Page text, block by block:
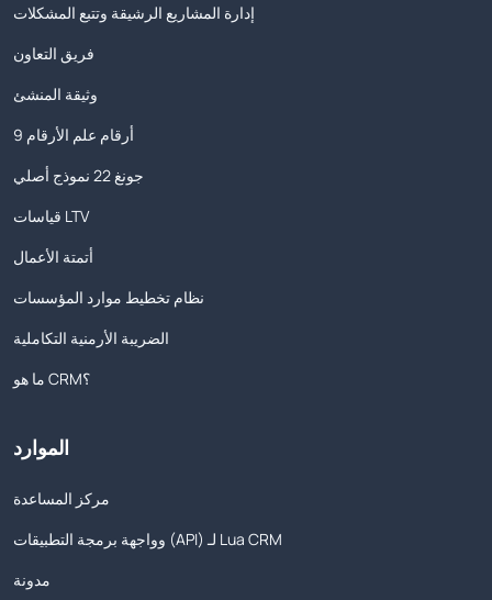
إدارة المشاريع الرشيقة وتتبع المشكلات
فريق التعاون
وثيقة المنشئ
9 أرقام علم الأرقام
جونغ 22 نموذج أصلي
قياسات LTV
أتمتة الأعمال
نظام تخطيط موارد المؤسسات
الضريبة الأرمنية التكاملية
ما هو CRM؟
الموارد
مركز المساعدة
وواجهة برمجة التطبيقات (API) لـ Lua CRM
مدونة